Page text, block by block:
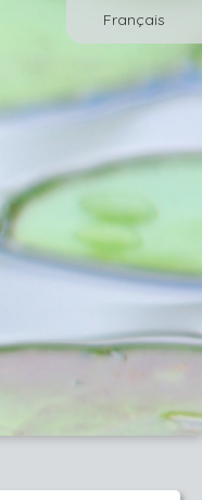
Français